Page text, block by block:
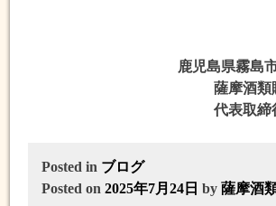
鹿児島県霧島
薩摩酒類
代表取
Posted in ブログ
Posted on2025年7月24日 by薩摩酒